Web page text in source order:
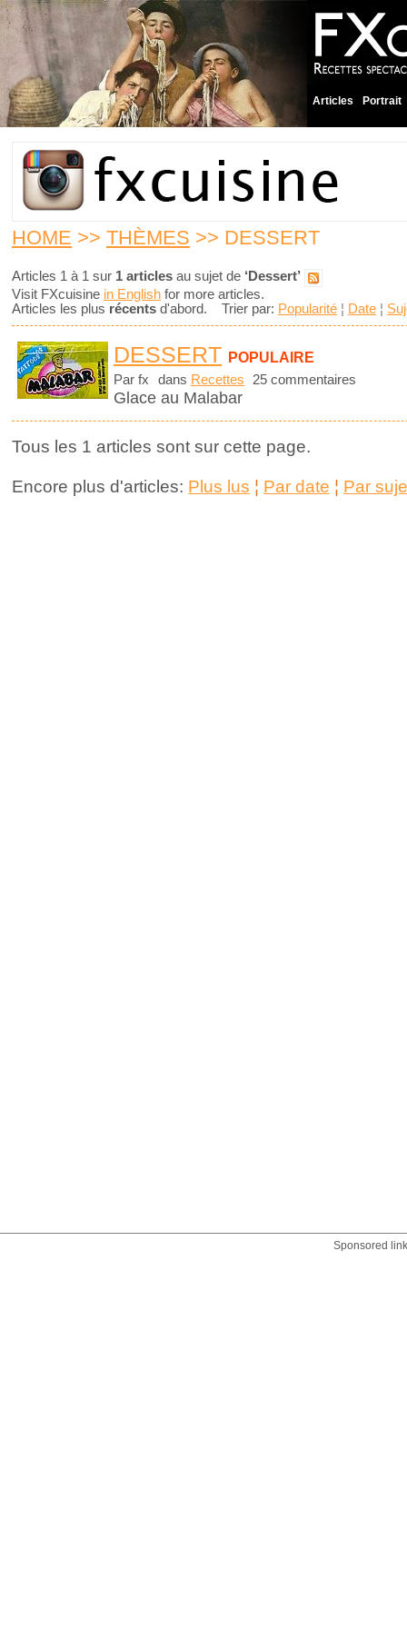
Articles Portrait
HOME >> THÈMES >> DESSERT
Articles 1 à 1 sur 1 articles au sujet de ‘Dessert’
Visit FXcuisine in English for more articles.
Articles les plus récents d'abord. Trier par: Popularité ¦ Date ¦
DESSERT POPULAIRE
Par fx dans Recettes 25 commentaires
Glace au Malabar
Tous les 1 articles sont sur cette page.
Encore plus d'articles: Plus lus ¦ Par date ¦ Par
Sponsored